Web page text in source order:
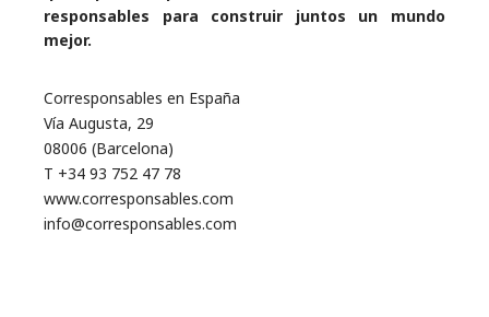
responsables para construir juntos un mundo
mejor.
Corresponsables en España
Vía Augusta, 29
08006 (Barcelona)
T +34 93 752 47 78
www.corresponsables.com
info@corresponsables.com